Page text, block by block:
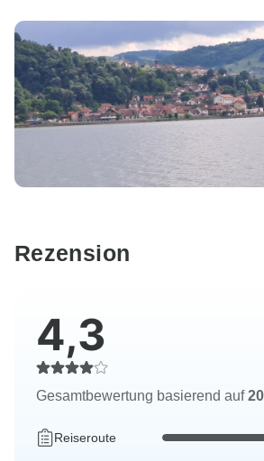
Rezension
4,3
Gesamtbewertung basierend auf
Reiseroute